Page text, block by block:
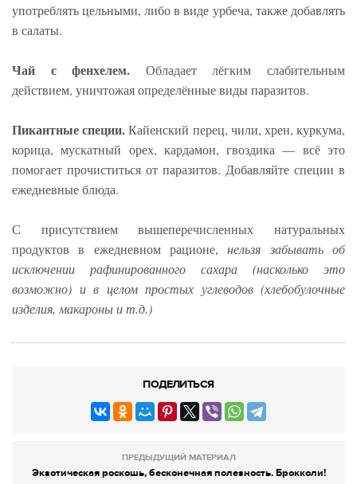
употреблять цельными, либо в виде урбеча, также добавлять
в салаты.
Чай с фенхелем. Обладает лёгким слабительным
действием, уничтожая определённые виды паразитов.
Пикантные специи.Кайенский перец, чили, хрен, куркума,
корица, мускатный орех, кардамон, гвоздика — всё это
помогает прочиститься от паразитов. Добавляйте специи в
ежедневные блюда.
С присутствием вышеперечисленных натуральных
продуктов в ежедневном рационе,нельзя забывать об
исключении рафинированного сахара (насколько это
возможно) и в целом простых углеводов (хлебобулочные
изделия, макароны и т.д.)
ПОДЕЛИТЬСЯ
ПРЕДЫДУЩИЙ МАТЕРИАЛ
Экзотическая роскошь, бесконечная полезность. Брокколи!